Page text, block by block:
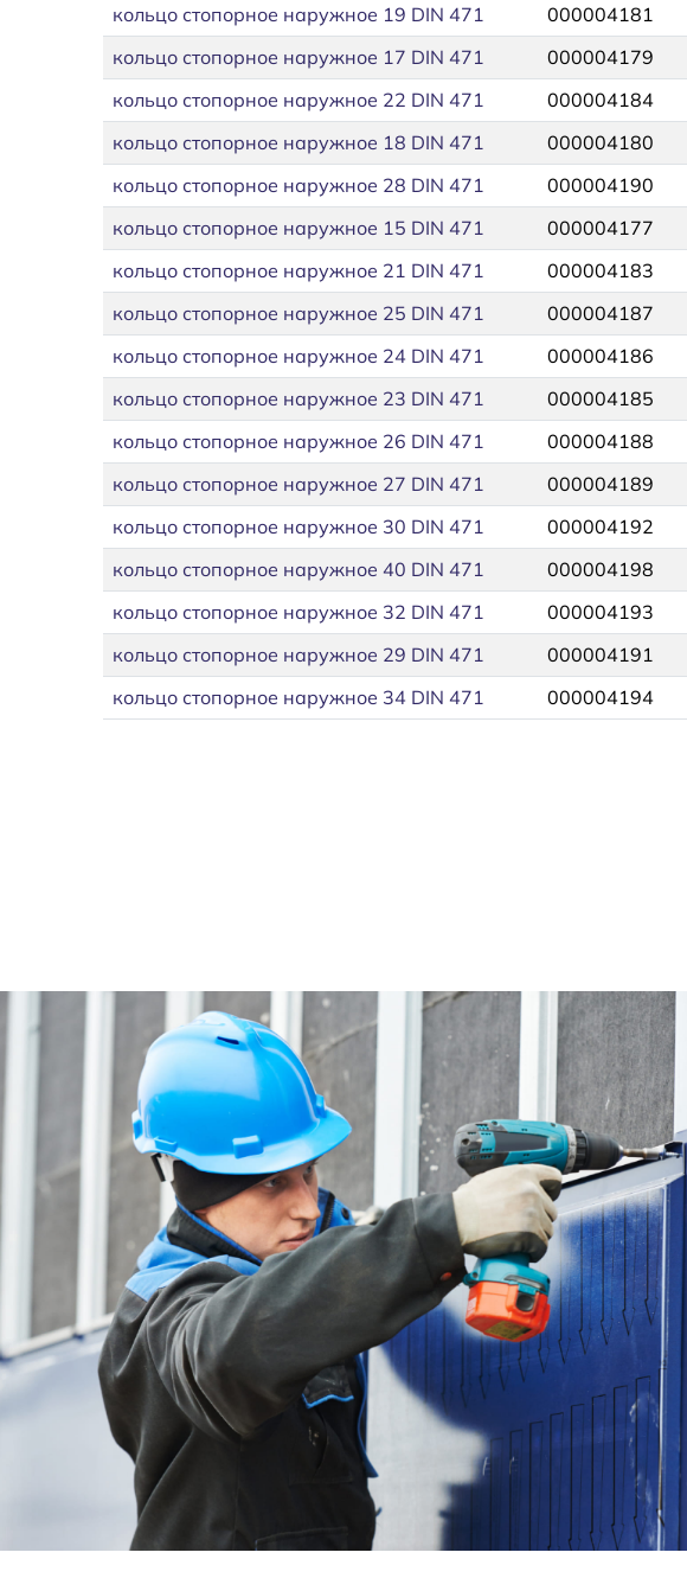
кольцо стопорное наружное 19 DIN 471
000004181
кольцо стопорное наружное 17 DIN 471
000004179
кольцо стопорное наружное 22 DIN 471
000004184
кольцо стопорное наружное 18 DIN 471
000004180
кольцо стопорное наружное 28 DIN 471
000004190
кольцо стопорное наружное 15 DIN 471
000004177
кольцо стопорное наружное 21 DIN 471
000004183
кольцо стопорное наружное 25 DIN 471
000004187
кольцо стопорное наружное 24 DIN 471
000004186
кольцо стопорное наружное 23 DIN 471
000004185
кольцо стопорное наружное 26 DIN 471
000004188
кольцо стопорное наружное 27 DIN 471
000004189
кольцо стопорное наружное 30 DIN 471
000004192
кольцо стопорное наружное 40 DIN 471
000004198
кольцо стопорное наружное 32 DIN 471
000004193
кольцо стопорное наружное 29 DIN 471
000004191
кольцо стопорное наружное 34 DIN 471
000004194